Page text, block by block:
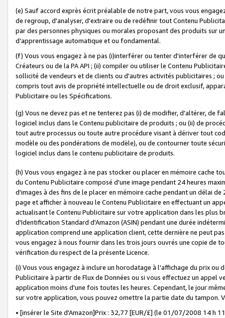
(e) Sauf accord exprès écrit préalable de notre part, vous vous
de regroup, d'analyser, d'extraire ou de redéfinir tout Contenu
par des personnes physiques ou morales proposant des produits sur
d’apprentissage automatique et ou fondamental.
(f) Vous vous engagez à ne pas (i)interférer ou tenter d'interférer de
Créateurs ou de la PA API ; (ii) compiler ou utiliser le Contenu
sollicité de vendeurs et de clients ou d'autres activités publicitaires ;
compris tout avis de propriété intellectuelle ou de droit exclusif,
Publicitaire ou les Spécifications.
(g) Vous ne devez pas et ne tenterez pas (i) de modifier, d'altérer, de
logiciel inclus dans le Contenu publicitaire de produits ; ou (ii) de
tout autre processus ou toute autre procédure visant à dériver tout
modèle ou des pondérations de modèle), ou de contourner toute
logiciel inclus dans le contenu publicitaire de produits.
(h) Vous vous engagez à ne pas stocker ou placer en mémoire cache
du Contenu Publicitaire composé d'une image pendant 24 heures
d'images à des fins de le placer en mémoire cache pendant un délai
page et afficher à nouveau le Contenu Publicitaire en effectuant un
actualisant le Contenu Publicitaire sur votre application dans les plus
d'Identification Standard d'Amazon (ASIN) pendant une durée
application comprend une application client, cette dernière ne peut
vous engagez à nous fournir dans les trois jours ouvrés une copie de
vérification du respect de la présente Licence.
(i) Vous vous engagez à inclure un horodatage à l'affichage du prix
Publicitaire à partir de Flux de Données ou si vous effectuez un appel
application moins d'une fois toutes les heures. Cependant, le jour
sur votre application, vous pouvez omettre la partie date du tampon.
• [insérer le Site d'Amazon]Prix : 32,77 [EUR/£] (le 01/07/2008 14 h